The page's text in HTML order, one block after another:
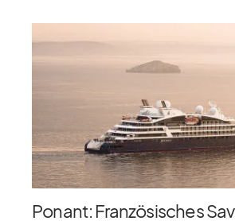
Ponant: Französisches